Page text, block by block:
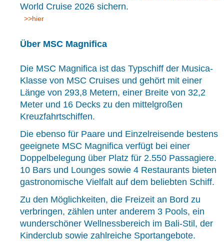
World Cruise 2026 sichern.
>>hier
Über MSC Magnifica
Die MSC Magnifica ist das Typschiff der Musica-
Klasse von MSC Cruises und gehört mit einer
Länge von 293,8 Metern, einer Breite von 32,2
Meter und 16 Decks zu den mittelgroßen
Kreuzfahrtschiffen.
Die ebenso für Paare und Einzelreisende bestens
geeignete MSC Magnifica verfügt bei einer
Doppelbelegung über Platz für 2.550 Passagiere.
10 Bars und Lounges sowie 4 Restaurants bieten
gastronomische Vielfalt auf dem beliebten Schiff.
Zu den Möglichkeiten, die Freizeit an Bord zu
verbringen, zählen unter anderem 3 Pools, ein
wunderschöner Wellnessbereich im Bali-Stil, der
Kinderclub sowie zahlreiche Sportangebote.